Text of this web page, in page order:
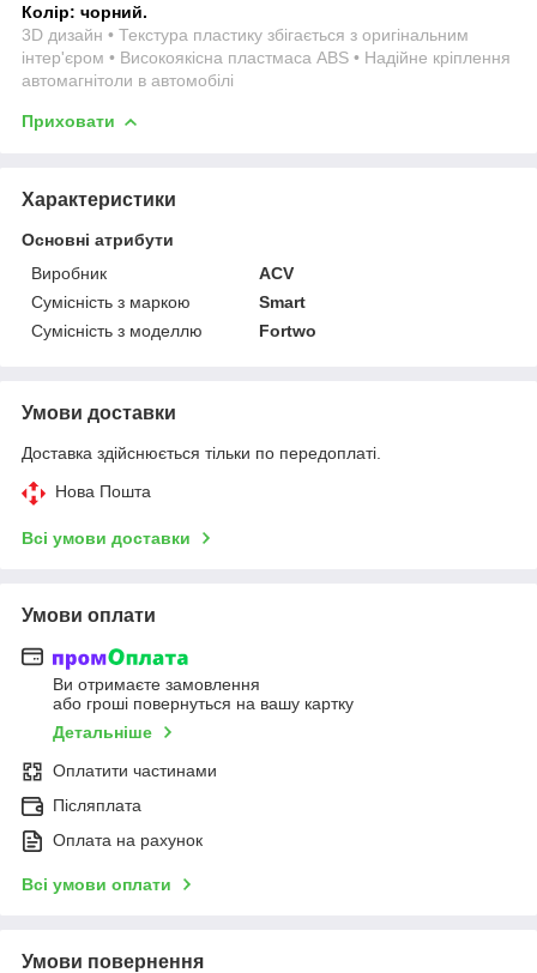
Колір: чорний.
3D дизайн • Текстура пластику збігається з оригінальним
інтер'єром • Високоякісна пластмаса ABS • Надійне кріплення
автомагнітоли в автомобілі
Приховати
Характеристики
Основні атрибути
Виробник
ACV
Сумісність з маркою
Smart
Сумісність з моделлю
Fortwo
Умови доставки
Доставка здійснюється тільки по передоплаті.
Нова Пошта
Всі умови доставки
Умови оплати
Ви отримаєте замовлення
або гроші повернуться на вашу картку
Детальніше
Оплатити частинами
Післяплата
Оплата на рахунок
Всі умови оплати
Умови повернення